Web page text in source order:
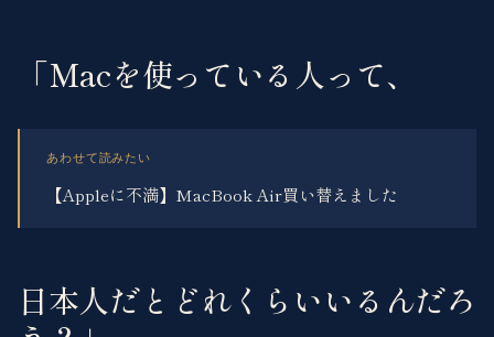
「Macを使っている人って、
あわせて読みたい
【Appleに不満】MacBook Air買い替えました
日本人だとどれくらいいるんだろ